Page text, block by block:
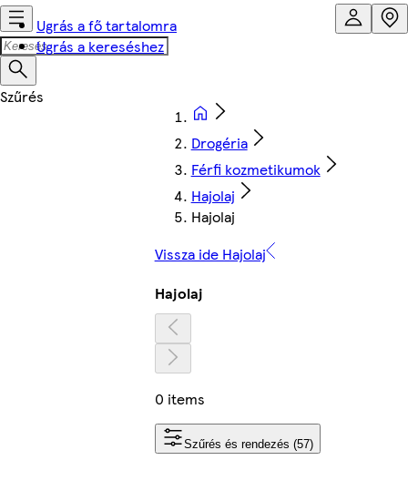
Ugrás a fő tartalomra
Ugrás a kereséshez
Drogéria
Férfi kozmetikumok
Hajolaj
Hajolaj
Vissza ide Hajolaj
Hajolaj
0 items
Szűrés és rendezés (57)